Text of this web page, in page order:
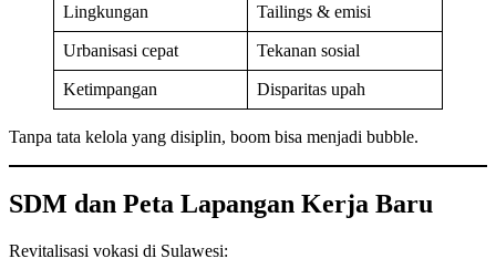
Lingkungan Tailings & emisi
Urbanisasi cepat Tekanan sosial
Ketimpangan Disparitas upah
Tanpa tata kelola yang disiplin, boom bisa menjadi bubble.
SDM dan Peta Lapangan Kerja Baru
Revitalisasi vokasi di Sulawesi: